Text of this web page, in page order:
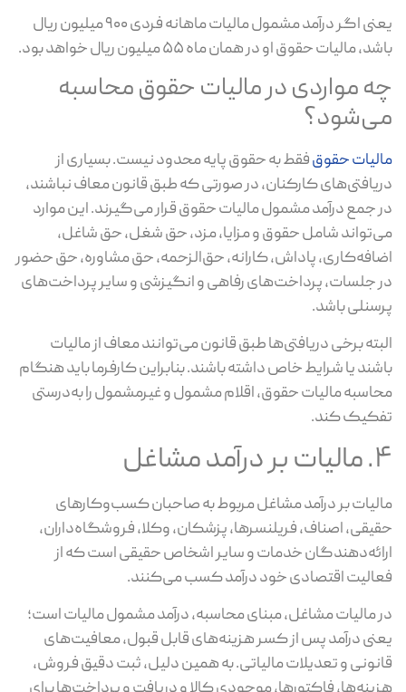
یعنی اگر درآمد مشمول مالیات ماهانه فردی ۹۰۰ میلیون ریال
مالیات حقوق او در همان ماه ۵۵ میلیون ریال خواهد بود.
مواردی در مالیات حقوق محاسبه
حقوقفقط به حقوق پایه محدود نیست. بسیاری از
کارکنان، در صورتی که طبق قانون معاف نباشند،
جمع درآمد مشمول مالیات حقوق قرار می‌گیرند. این موارد
شامل حقوق و مزایا، مزد، حق شغل، حق شاغل،
پاداش، کارانه، حق‌الزحمه، حق مشاوره، حق حضور
جلسات، پرداخت‌های رفاهی و انگیزشی و سایر پرداخت‌های
باشد.
برخی دریافتی‌ها طبق قانون می‌توانند معاف از مالیات
یا شرایط خاص داشته باشند. بنابراین کارفرما باید هنگام
مالیات حقوق، اقلام مشمول و غیرمشمول را به‌درستی
کند.
بر درآمد مشاغل مربوط به صاحبان کسب‌وکارهای
اصناف، فریلنسرها، پزشکان، وکلا، فروشگاه‌داران،
خدمات و سایر اشخاص حقیقی است که از
اقتصادی خود درآمد کسب می‌کنند.
مالیات مشاغل، مبنای محاسبه، درآمد مشمول مالیات است؛
درآمد پس از کسر هزینه‌های قابل قبول، معافیت‌های
و تعدیلات مالیاتی. به همین دلیل، ثبت دقیق فروش،